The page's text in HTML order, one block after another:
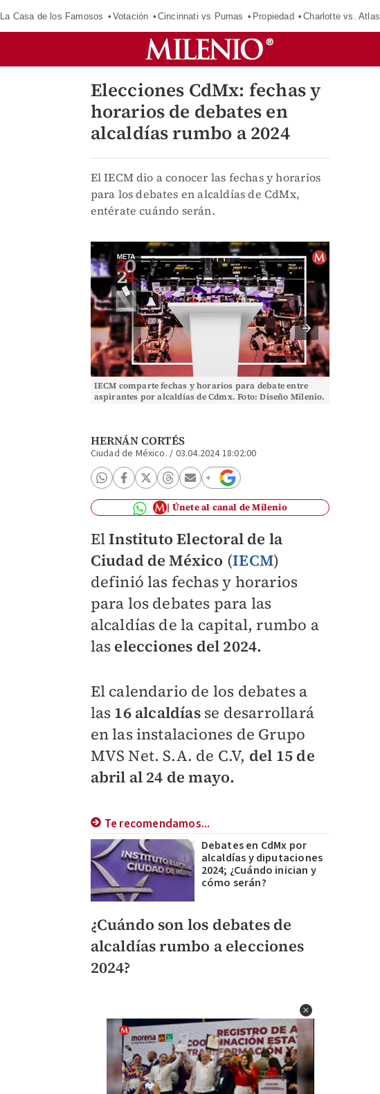
La Casa de los Famosos Votación Cincinnati vs Pumas Propiedad Charlotte vs. Atlas
Elecciones CdMx: fechas y
horarios de debates en
alcaldías rumbo a 2024
El IECM dio a conocer las fechas y horarios
para los debates en alcaldías de CdMx,
entérate cuándo serán.
IECM comparte fechas y horarios para debate entre
aspirantes por alcaldías de Cdmx. Foto: Diseño Milenio.
HERNÁN CORTÉS
Ciudad de México. / 03.04.2024 18:02:00
Únete al canal de Milenio
ElInstituto Electoral de la
Ciudad de México (IECM)
definió las fechas y horarios
para los debates para las
alcaldías de la capital, rumbo a
las elecciones del 2024.
El calendario de los debates a
las 16 alcaldías se desarrollará
en las instalaciones de Grupo
MVS Net. S.A. de C.V, del 15 de
abril al 24 de mayo.
Te recomendamos...
Debates en CdMx por
alcaldías y diputaciones
2024; ¿Cuándo inician y
cómo serán?
¿Cuándo son los debates de
alcaldías rumbo a elecciones
2024?